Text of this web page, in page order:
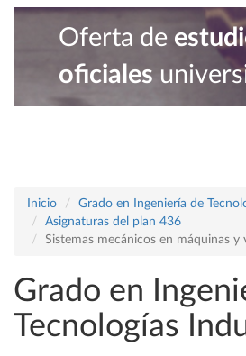
Oferta de
oficiales
Inicio
Grado en Ingeniería de
Asignaturas del plan 436
Sistemas mecánicos en máquinas y
Grado en
Tecnologías